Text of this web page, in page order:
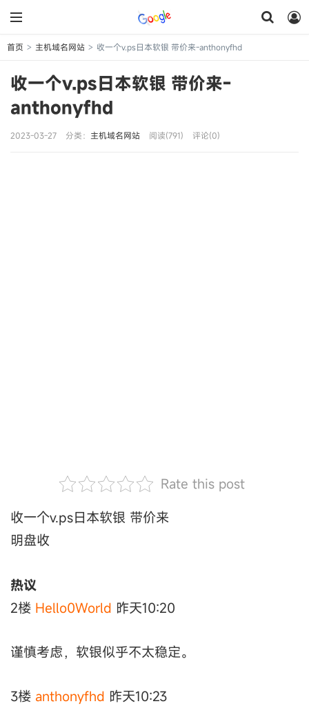
首页 > 主机域名网站 > 收一个v.ps日本软银 带价来-anthonyfhd
收一个v.ps日本软银 带价来-
anthonyfhd
2023-03-27 分类： 主机域名网站 阅读(791) 评论(0)
Rate this post
收一个v.ps日本软银 带价来
明盘收
热议
2楼 Hello0World 昨天10:20
谨慎考虑，软银似乎不太稳定。
3楼 anthonyfhd 昨天10:23